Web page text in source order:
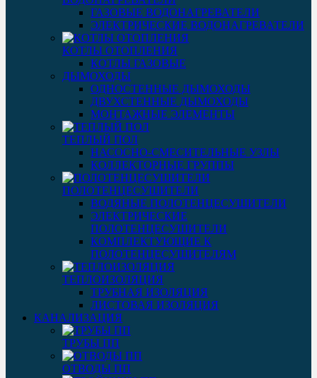
ГАЗОВЫЕ ВОДОНАГРЕВАТЕЛИ
ЭЛЕКТРИЧЕСКИЕ ВОДОНАГРЕВАТЕЛИ
КОТЛЫ ОТОПЛЕНИЯ
КОТЛЫ ГАЗОВЫЕ
ДЫМОХОДЫ
ОДНОСТЕННЫЕ ДЫМОХОДЫ
ДВУХСТЕННЫЕ ДЫМОХОДЫ
МОНТАЖНЫЕ ЭЛЕМЕНТЫ
ТЕПЛЫЙ ПОЛ
НАСОСНО-СМЕСИТЕЛЬНЫЕ УЗЛЫ
КОЛЛЕКТОРНЫЕ ГРУППЫ
ПОЛОТЕНЦЕСУШИТЕЛИ
ВОДЯНЫЕ ПОЛОТЕНЦЕСУШИТЕЛИ
ЭЛЕКТРИЧЕСКИЕ
ПОЛОТЕНЦЕСУШИТЕЛИ
КОМПЛЕКТУЮЩИЕ К
ПОЛОТЕНЦЕСУШИТЕЛЯМ
ТЕПЛОИЗОЛЯЦИЯ
ТРУБНАЯ ИЗОЛЯЦИЯ
ЛИСТОВАЯ ИЗОЛЯЦИЯ
КАНАЛИЗАЦИЯ
ТРУБЫ ПП
ОТВОДЫ ПП